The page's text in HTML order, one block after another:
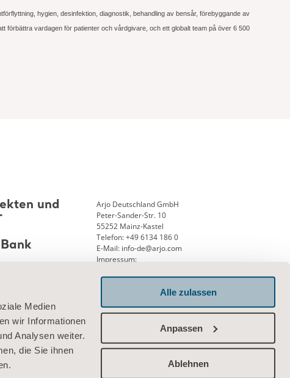
Medien
wir Informationen
Analysen weiter.
die Sie ihnen
Alle zulassen
Anpassen
Ablehnen
hygien, desinfektion, diagnostik, behandling av bensår, förebyggande av
vardagen för patienter och vårdgivare, och ett globalt team på över 6 500
und
Arjo Deutschland GmbH
Peter-Sander-Str. 10
55252 Mainz-Kastel
Telefon: +49 6134 186 0
E-Mail: info-de@arjo.com
Impressum:
Amtsgericht Wiesbaden 25, HRB 12913
USTID-Nr. DE 126341715
Verbinden Sie sich mit uns